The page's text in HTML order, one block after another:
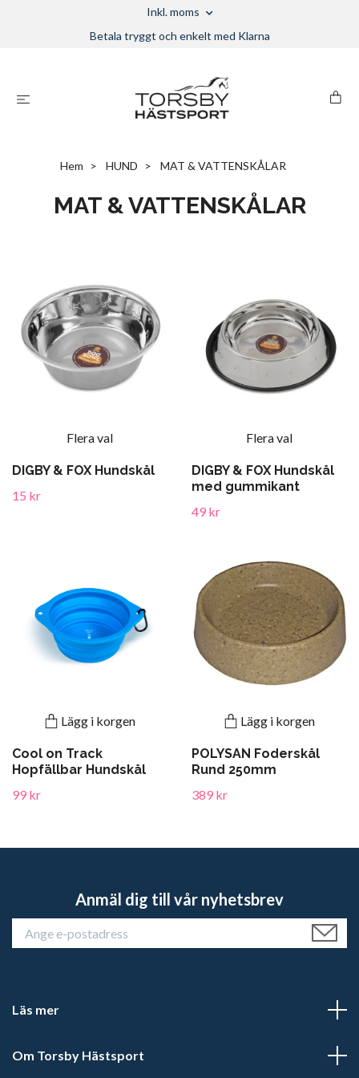
Inkl. moms
Betala tryggt och enkelt med Klarna
Hem HUND MAT & VATTENSKÅLAR
MAT & VATTENSKÅLAR
Flera val
DIGBY & FOX Hundskål
15 kr
Flera val
DIGBY & FOX Hundskål
med gummikant
49 kr
Lägg i korgen
Cool on Track
Hopfällbar Hundskål
99 kr
Lägg i korgen
POLYSAN Foderskål
Rund 250mm
389 kr
Anmäl dig till vår nyhetsbrev
Läs mer
Om Torsby Hästsport